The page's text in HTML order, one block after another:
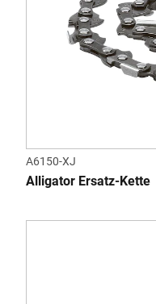
A6150-XJ
Alligator Ersatz-Kette